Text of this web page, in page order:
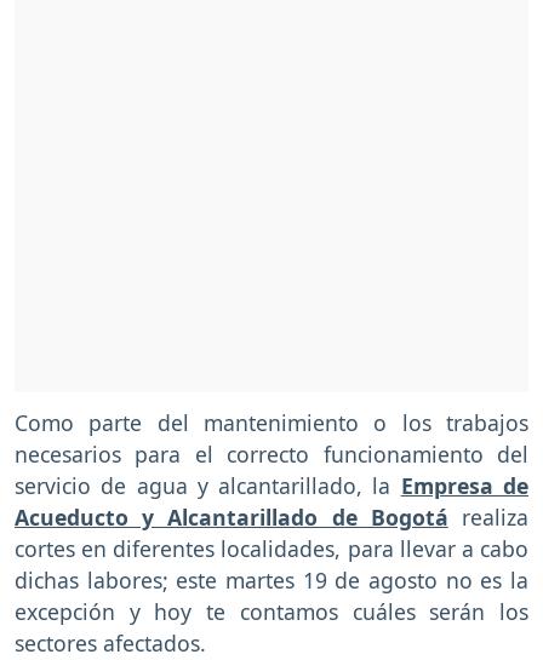
Como parte del mantenimiento o los trabajos
necesarios para el correcto funcionamiento del
servicio de agua y alcantarillado, la Empresa de
Acueducto y Alcantarillado de Bogotá realiza
cortes en diferentes localidades, para llevar a cabo
dichas labores; este martes 19 de agosto no es la
excepción y hoy te contamos cuáles serán los
sectores afectados.